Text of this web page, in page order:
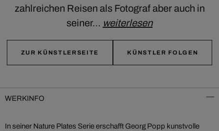
zahlreichen Reisen als Fotograf aber auch in
seiner… weiterlesen
ZUR KÜNSTLERSEITE KÜNSTLER FOLGEN
WERKINFO
In seiner Nature Plates Serie erschafft Georg Popp kunstvolle